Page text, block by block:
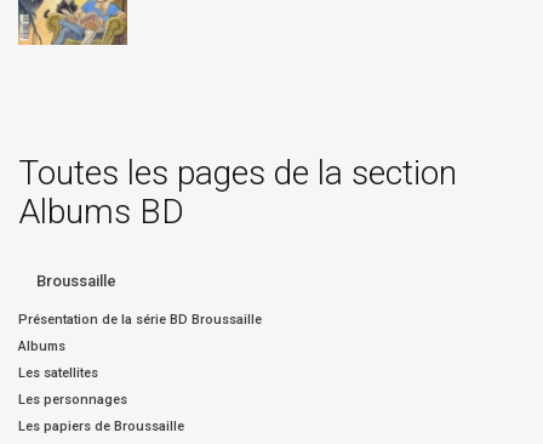
Toutes les pages de la section
Albums BD
Broussaille
Présentation de la série BD Broussaille
Albums
Les satellites
Les personnages
Les papiers de Broussaille